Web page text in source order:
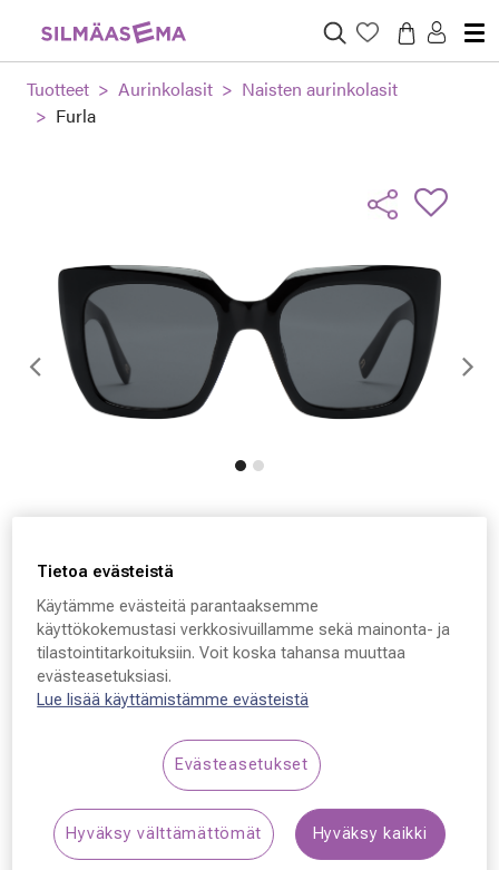
Tuotteet Aurinkolasit
Naisten aurinkolasit
Furla
Edellinen
Furla SFU952, 0700 53
- 22 - 140
169,00 €
Synttäriale: erä merkkiaurinkolaseja –50 %,
katso alennetut tuotteet!
Tietoa evästeistä
Käytämme evästeitä parantaaksemme
käyttökokemustasi verkkosivuillamme sekä mainonta- ja
tilastointitarkoituksiin. Voit koska tahansa muuttaa
evästeasetuksiasi.
Lue lisää käyttämistämme evästeistä
Evästeasetukset
Hyväksy välttämättömät Hyväksy kaikki